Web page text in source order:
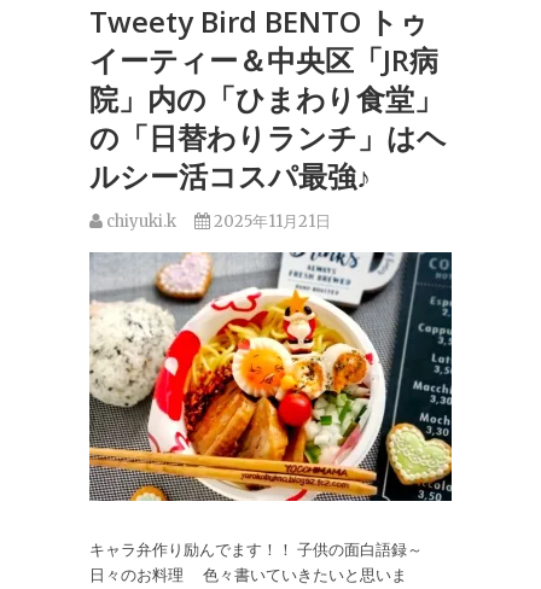
Tweety Bird BENTO トゥ
イーティー＆中央区「JR病
院」内の「ひまわり食堂」
の「日替わりランチ」はヘ
ルシー活コスパ最強♪
chiyuki.k 2025年11月21日
キャラ弁作り励んでます！！ 子供の面白語録～
日々のお料理 色々書いていきたいと思いま